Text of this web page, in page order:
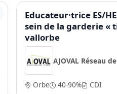
Educateur·trice ES/
sein de la garderie «
vallorbe
AJOVAL Réseau
Orbe 40-90% CDI